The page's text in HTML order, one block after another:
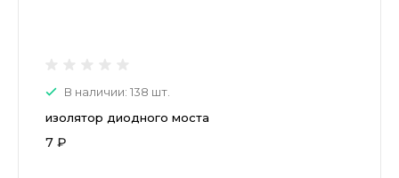
В наличии: 138 шт.
изолятор диодного моста
7 ₽